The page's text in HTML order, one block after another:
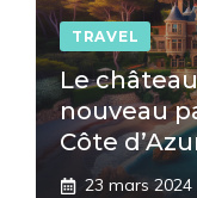
TRAVEL
Le
nouveau
Côte
23 mars 2024